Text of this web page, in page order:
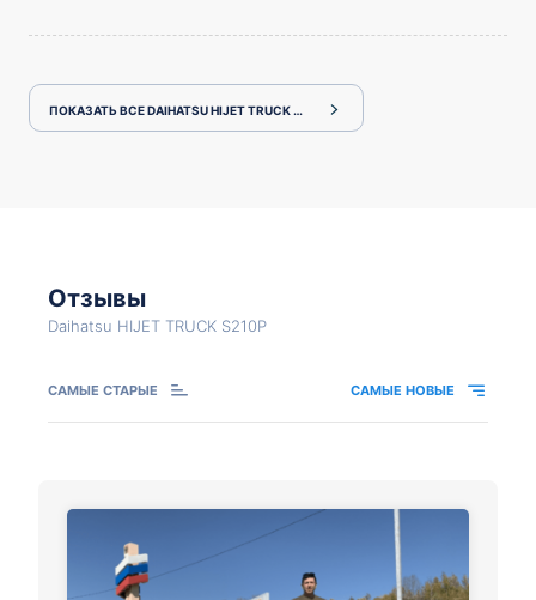
ПОКАЗАТЬ ВСЕ DAIHATSU HIJET TRUCK S210P
Отзывы
Daihatsu HIJET TRUCK S210P
САМЫЕ СТАРЫЕ САМЫЕ НОВЫЕ